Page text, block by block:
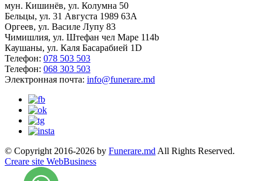
мун. Кишинёв, ул. Колумна 50
Бельцы, ул. 31 Августа 1989 63А
Оргеев, ул. Василе Лупу 83
Чимишлия, ул. Штефан чел Маре 114b
Каушаны, ул. Каля Басарабией 1D
Телефон: 078 503 503
Телефон: 068 303 503
Электронная почта: info@funerare.md
© Copyright 2016-2026 by Funerare.mdAll Rights Reserved.
Creare site WebBusiness